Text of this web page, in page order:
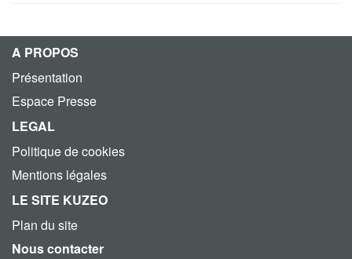
A PROPOS
Présentation
Espace Presse
LEGAL
Politique de cookies
Mentions légales
LE SITE KUZEO
Plan du site
Nous contacter